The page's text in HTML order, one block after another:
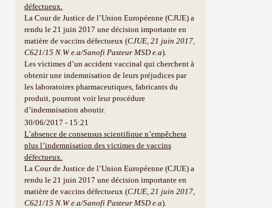
défectueux.
La Cour de Justice de l’Union Européenne (CJUE) a
rendu le 21 juin 2017 une décision importante en
matière de vaccins défectueux (CJUE, 21 juin 2017,
C621/15 N.W e.a/Sanofi Pasteur MSD e.a).
Les victimes d’un accident vaccinal qui cherchent à
obtenir une indemnisation de leurs préjudices par
les laboratoires pharmaceutiques, fabricants du
produit, pourront voir leur procédure
d’indemnisation aboutir.
30/06/2017 - 15:21
L’absence de consensus scientifique n’empêchera
plus l’indemnisation des victimes de vaccins
défectueux.
La Cour de Justice de l’Union Européenne (CJUE) a
rendu le 21 juin 2017 une décision importante en
matière de vaccins défectueux (CJUE, 21 juin 2017,
C621/15 N.W e.a/Sanofi Pasteur MSD e.a).